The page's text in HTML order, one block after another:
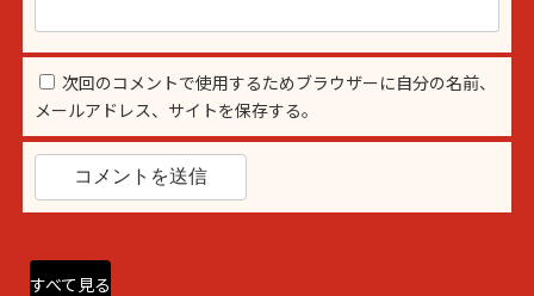
次回のコメントで使用するためブラウザーに自分の名前、
メールアドレス、サイトを保存する。
すべて見る